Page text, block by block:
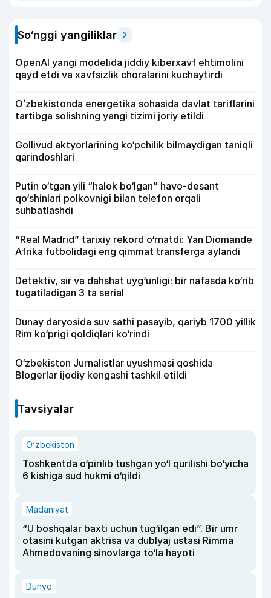
So‘nggi yangiliklar
OpenAI yangi modelida jiddiy kiberxavf ehtimolini
qayd etdi va xavfsizlik choralarini kuchaytirdi
Oʻzbekistonda energetika sohasida davlat tariflarini
tartibga solishning yangi tizimi joriy etildi
Gollivud aktyorlarining ko‘pchilik bilmaydigan taniqli
qarindoshlari
Putin o‘tgan yili “halok bo‘lgan” havo-desant
qo‘shinlari polkovnigi bilan telefon orqali
suhbatlashdi
“Real Madrid” tarixiy rekord o‘rnatdi: Yan Diomande
Afrika futbolidagi eng qimmat transferga aylandi
Detektiv, sir va dahshat uyg‘unligi: bir nafasda ko‘rib
tugatiladigan 3 ta serial
Dunay daryosida suv sathi pasayib, qariyb 1700 yillik
Rim ko‘prigi qoldiqlari ko‘rindi
O‘zbekiston Jurnalistlar uyushmasi qoshida
Blogerlar ijodiy kengashi tashkil etildi
Tavsiyalar
O‘zbekiston
Toshkentda o‘pirilib tushgan yo‘l qurilishi bo‘yicha
6 kishiga sud hukmi o‘qildi
Madaniyat
“U boshqalar baxti uchun tug‘ilgan edi”. Bir umr
otasini kutgan aktrisa va dublyaj ustasi Rimma
Ahmedovaning sinovlarga to‘la hayoti
Dunyo